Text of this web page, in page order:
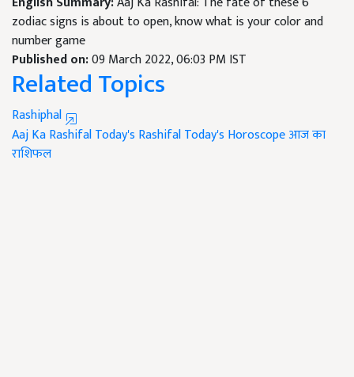
zodiac signs is about to open, know what is your color and
number game
Published on:09 March 2022, 06:03 PM IST
Related Topics
Rashiphal
Aaj Ka RashifalToday's RashifalToday's Horoscopeआज का
राशिफल